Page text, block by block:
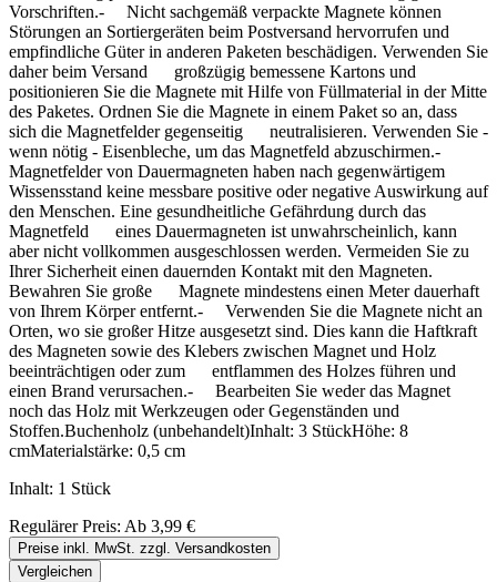
Vorschriften.- Nicht sachgemäß verpackte Magnete können
Störungen an Sortiergeräten beim Postversand hervorrufen und
empfindliche Güter in anderen Paketen beschädigen. Verwenden Sie
daher beim Versand großzügig bemessene Kartons und
positionieren Sie die Magnete mit Hilfe von Füllmaterial in der Mitte
des Paketes. Ordnen Sie die Magnete in einem Paket so an, dass
sich die Magnetfelder gegenseitig neutralisieren. Verwenden Sie -
wenn nötig - Eisenbleche, um das Magnetfeld abzuschirmen.-
Magnetfelder von Dauermagneten haben nach gegenwärtigem
Wissensstand keine messbare positive oder negative Auswirkung auf
den Menschen. Eine gesundheitliche Gefährdung durch das
Magnetfeld eines Dauermagneten ist unwahrscheinlich, kann
aber nicht vollkommen ausgeschlossen werden. Vermeiden Sie zu
Ihrer Sicherheit einen dauernden Kontakt mit den Magneten.
Bewahren Sie große Magnete mindestens einen Meter dauerhaft
von Ihrem Körper entfernt.- Verwenden Sie die Magnete nicht an
Orten, wo sie großer Hitze ausgesetzt sind. Dies kann die Haftkraft
des Magneten sowie des Klebers zwischen Magnet und Holz
beeinträchtigen oder zum entflammen des Holzes führen und
einen Brand verursachen.- Bearbeiten Sie weder das Magnet
noch das Holz mit Werkzeugen oder Gegenständen und
Stoffen.Buchenholz (unbehandelt)Inhalt: 3 StückHöhe: 8
cmMaterialstärke: 0,5 cm
Inhalt: 1 Stück
Regulärer Preis: Ab 3,99 €
Preise inkl. MwSt. zzgl. Versandkosten
Vergleichen